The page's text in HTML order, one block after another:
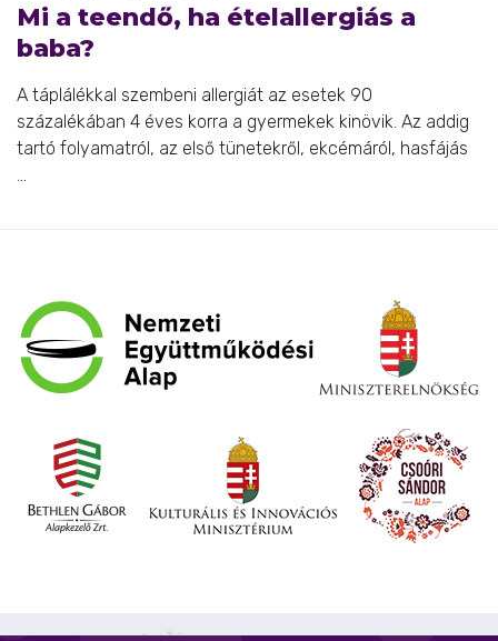
Mi a teendő, ha ételallergiás a
baba?
A táplálékkal szembeni allergiát az esetek 90
százalékában 4 éves korra a gyermekek kinövik. Az addig
tartó folyamatról, az első tünetekről, ekcémáról, hasfájás